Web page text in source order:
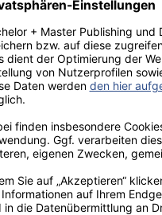
der Gesellschaft im
auch sprachliche Fehler
aus der
Wandels:
wenn sie
Dies
9
Wandel unterliegt,